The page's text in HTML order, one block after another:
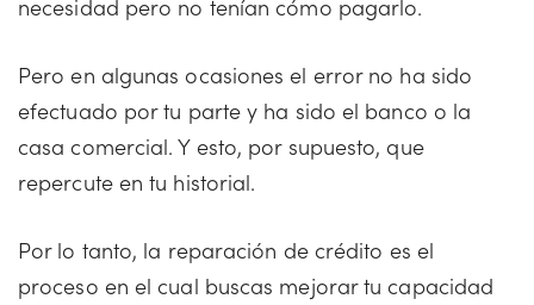
necesidad pero no tenían cómo pagarlo.
Pero en algunas ocasiones el error no ha sido
efectuado por tu parte y ha sido el banco o la
casa comercial. Y esto, por supuesto, que
repercute en tu historial.
Por lo tanto, la reparación de crédito es el
proceso en el cual buscas mejorar tu capacidad